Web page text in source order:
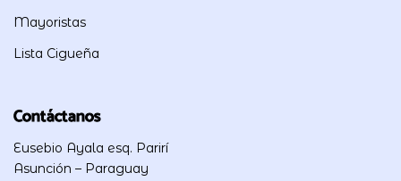
Mayoristas
Lista Cigueña
Contáctanos
Eusebio Ayala esq. Parirí
Asunción – Paraguay